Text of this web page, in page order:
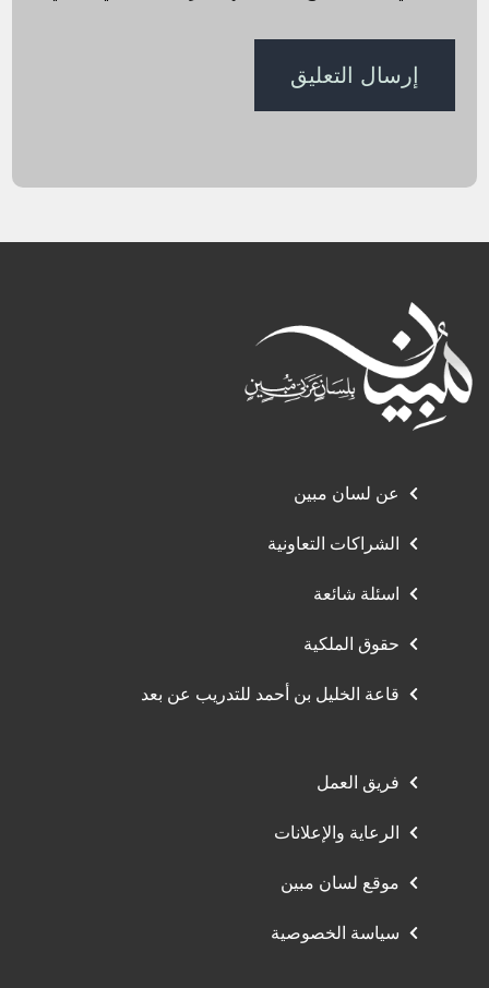
عن لسان مبين
الشراكات التعاونية
اسئلة شائعة
حقوق الملكية
قاعة الخليل بن أحمد للتدريب عن بعد
فريق العمل
الرعاية والإعلانات
موقع لسان مبين
سياسة الخصوصية